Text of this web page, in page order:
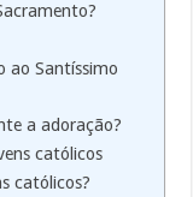
ao Santíssimo
a adoração?
católicos
católicos?